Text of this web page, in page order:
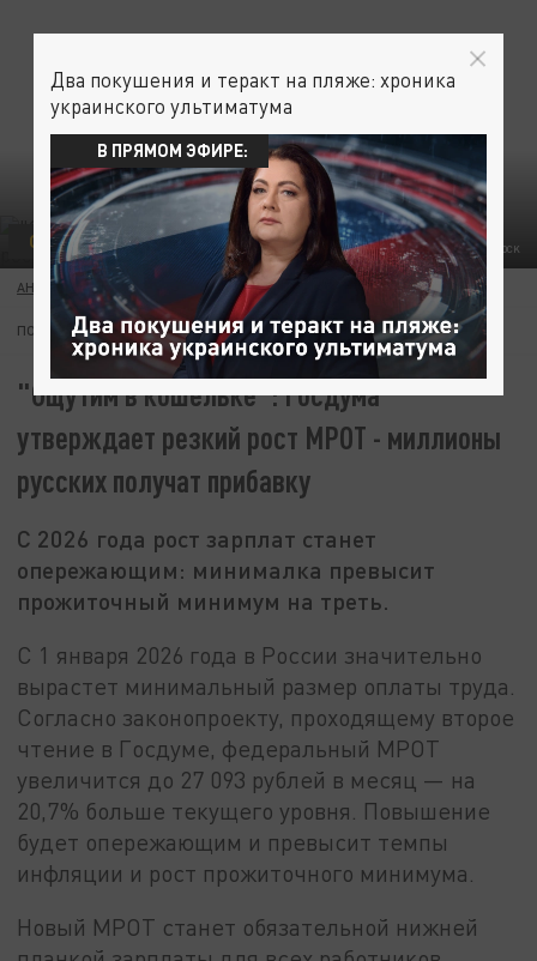
ФОТО: SHUTTERSTOCK
ОБЩЕСТВО
АНАСТАСИЯ ИВАНОВА 21 НОЯБРЯ 13:26
ПОДПИШИТЕСЬ:
"Ощутим в кошельке": Госдума
утверждает резкий рост МРОТ - миллионы
русских получат прибавку
С 2026 года рост зарплат станет
опережающим: минималка превысит
прожиточный минимум на треть.
С 1 января 2026 года в России значительно
вырастет минимальный размер оплаты труда.
Согласно законопроекту, проходящему второе
чтение в Госдуме, федеральный МРОТ
увеличится до 27 093 рублей в месяц — на
20,7% больше текущего уровня. Повышение
будет опережающим и превысит темпы
инфляции и рост прожиточного минимума.
Новый МРОТ станет обязательной нижней
Два покушения и теракт на пляже: хроника
украинского ультиматума
В ПРЯМОМ ЭФИРЕ: